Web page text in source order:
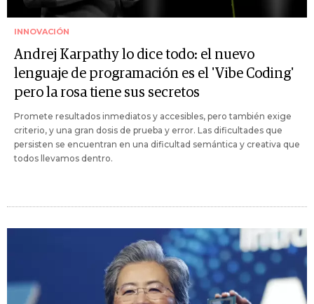
INNOVACIÓN
Andrej Karpathy lo dice todo: el nuevo
lenguaje de programación es el 'Vibe Coding'
pero la rosa tiene sus secretos
Promete resultados inmediatos y accesibles, pero también exige
criterio, y una gran dosis de prueba y error. Las dificultades que
persisten se encuentran en una dificultad semántica y creativa que
todos llevamos dentro.